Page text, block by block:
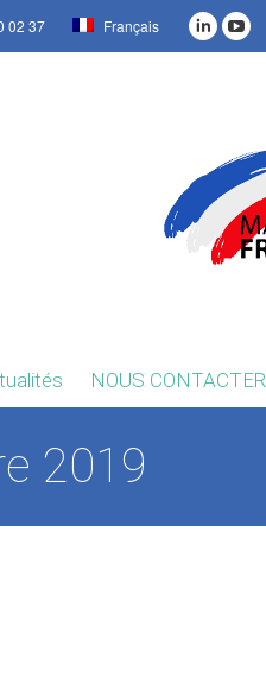
02 37 Français
NOUS CONTACTER
2019